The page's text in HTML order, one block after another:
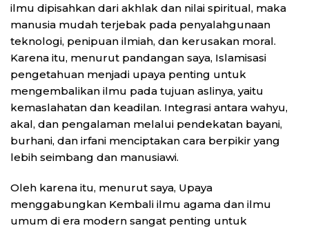
ilmu dipisahkan dari akhlak dan nilai spiritual, maka
manusia mudah terjebak pada penyalahgunaan
teknologi, penipuan ilmiah, dan kerusakan moral.
Karena itu, menurut pandangan saya, Islamisasi
pengetahuan menjadi upaya penting untuk
mengembalikan ilmu pada tujuan aslinya, yaitu
kemaslahatan dan keadilan. Integrasi antara wahyu,
akal, dan pengalaman melalui pendekatan bayani,
burhani, dan irfani menciptakan cara berpikir yang
lebih seimbang dan manusiawi.
Oleh karena itu, menurut saya, Upaya
menggabungkan Kembali ilmu agama dan ilmu
umum di era modern sangat penting untuk